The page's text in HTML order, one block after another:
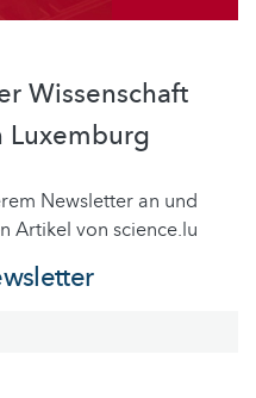
Wissenschaft
Luxemburg
Newsletter an und
Artikel von science.lu